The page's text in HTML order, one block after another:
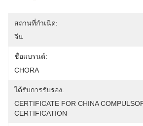
สถานที่กำเนิด:
จีน
ชื่อแบรนด์:
CHORA
ได้รับการรับรอง:
CERTIFICATE FOR CHINA
CERTIFICATION